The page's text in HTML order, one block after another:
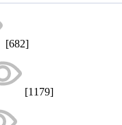
[682]
[1179]